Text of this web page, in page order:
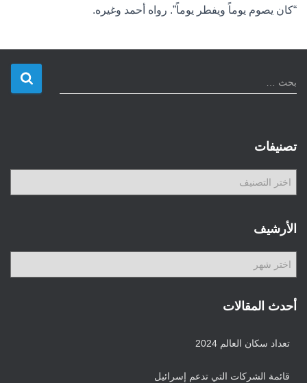
“كان يصوم يوماً ويفطر يوماً”. رواه أحمد وغيره.
ل
ع
ن
بحث …
تصنيفات
ي
ف
ا
ت
الأرشيف
ر
ف
أحدث المقالات
تعداد سكان العالم 2024
قائمة الشركات التي تدعم إسرائيل